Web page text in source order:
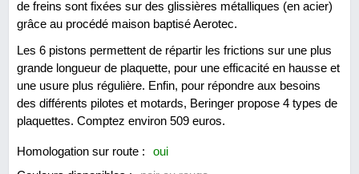
de freins sont fixées sur des glissières métalliques (en acier)
grâce au procédé maison baptisé Aerotec.
Les 6 pistons permettent de répartir les frictions sur une plus
grande longueur de plaquette, pour une efficacité en hausse et
une usure plus régulière. Enfin, pour répondre aux besoins
des différents pilotes et motards, Beringer propose 4 types de
plaquettes. Comptez environ 509 euros.
Homologation sur route :
oui